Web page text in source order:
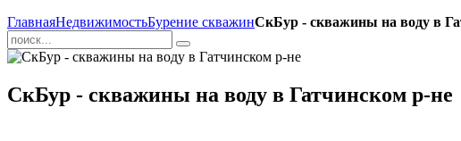
ГлавнаяНедвижимостьБурение скважинСкБур - скважины на воду в
СкБур - скважины на воду в Гатчинском р-не